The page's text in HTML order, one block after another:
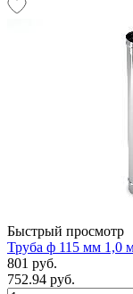
Быстрый просмотр
Труба ф 115 мм 1,0
801 руб.
752.94 руб.